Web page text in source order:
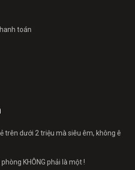
toán
trên dưới 2 triệu mà siêu êm, không ê
KHÔNG phải là một !